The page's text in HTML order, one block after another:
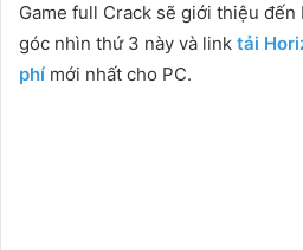
Game full Crack sẽ giới thiệu đến
góc nhìn thứ 3 này và link tải
phí mới nhất cho PC.